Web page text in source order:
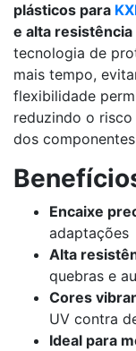
plásticos para
e alta
tecnologia de
mais tempo,
flexibilidade
reduzindo o
dos
Encaixe
adaptações
Alta
quebras e
Cores
UV contra
Ideal para